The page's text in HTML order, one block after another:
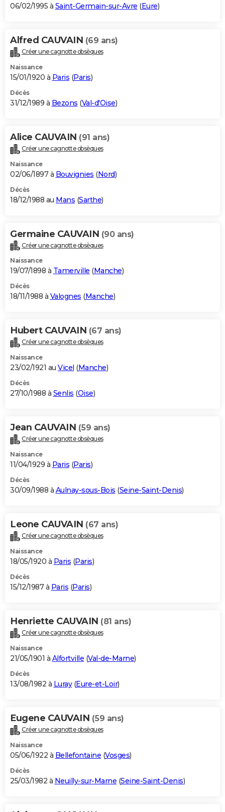
06/02/1995 à Saint-Germain-sur-Avre (Eure)
Alfred CAUVAIN (69 ans)
Créer une cagnotte obsèques
Naissance
15/01/1920 à Paris (Paris)
Décès
31/12/1989 à Bezons (Val-d'Oise)
Alice CAUVAIN (91 ans)
Créer une cagnotte obsèques
Naissance
02/06/1897 à Bouvignies (Nord)
Décès
18/12/1988 au Mans (Sarthe)
Germaine CAUVAIN (90 ans)
Créer une cagnotte obsèques
Naissance
19/07/1898 à Tamerville (Manche)
Décès
18/11/1988 à Valognes (Manche)
Hubert CAUVAIN (67 ans)
Créer une cagnotte obsèques
Naissance
23/02/1921 au Vicel (Manche)
Décès
27/10/1988 à Senlis (Oise)
Jean CAUVAIN (59 ans)
Créer une cagnotte obsèques
Naissance
11/04/1929 à Paris (Paris)
Décès
30/09/1988 à Aulnay-sous-Bois (Seine-Saint-Denis)
Leone CAUVAIN (67 ans)
Créer une cagnotte obsèques
Naissance
18/05/1920 à Paris (Paris)
Décès
15/12/1987 à Paris (Paris)
Henriette CAUVAIN (81 ans)
Créer une cagnotte obsèques
Naissance
21/05/1901 à Alfortville (Val-de-Marne)
Décès
13/08/1982 à Luray(Eure-et-Loir)
Eugene CAUVAIN (59 ans)
Créer une cagnotte obsèques
Naissance
05/06/1922 à Bellefontaine (Vosges)
Décès
25/03/1982 à Neuilly-sur-Marne (Seine-Saint-Denis)